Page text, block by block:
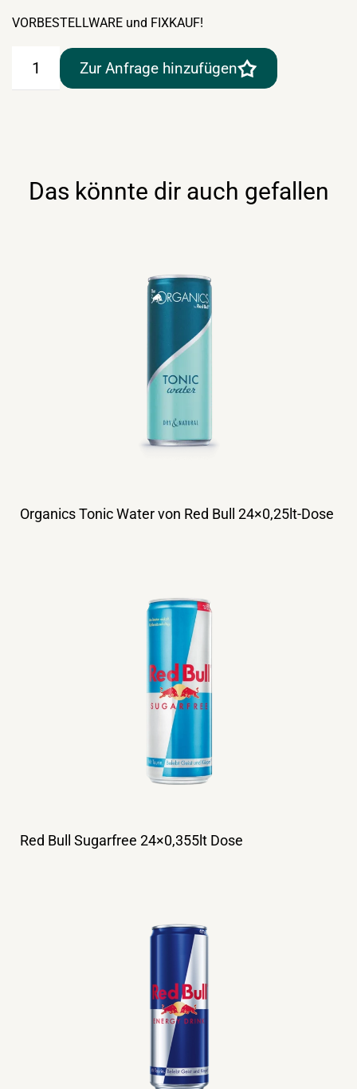
VORBESTELLWARE und FIXKAUF!
Zur Anfrage hinzufügen
Das könnte dir auch gefallen
Organics Tonic Water von Red Bull 24×0,25lt-Dose
Red Bull Sugarfree 24×0,355lt Dose